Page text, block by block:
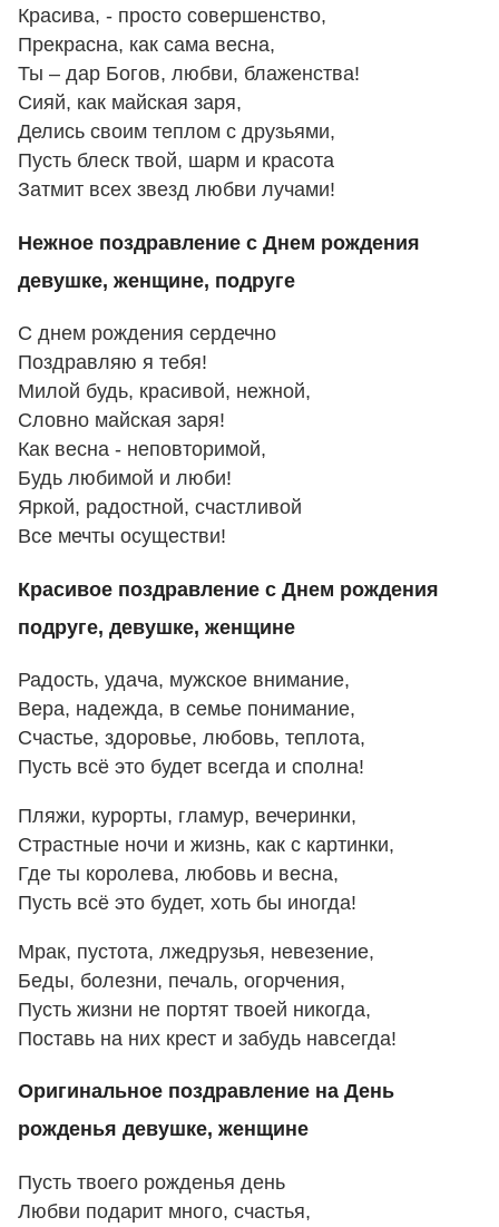
Красива, - просто совершенство,
Прекрасна, как сама весна,
Ты – дар Богов, любви, блаженства!
Сияй, как майская заря,
Делись своим теплом с друзьями,
Пусть блеск твой, шарм и красота
Затмит всех звезд любви лучами!
Нежное поздравление с Днем рождения
девушке, женщине, подруге
С днем рождения сердечно
Поздравляю я тебя!
Милой будь, красивой, нежной,
Словно майская заря!
Как весна - неповторимой,
Будь любимой и люби!
Яркой, радостной, счастливой
Все мечты осуществи!
Красивое поздравление с Днем рождения
подруге, девушке, женщине
Радость, удача, мужское внимание,
Вера, надежда, в семье понимание,
Счастье, здоровье, любовь, теплота,
Пусть всё это будет всегда и сполна!
Пляжи, курорты, гламур, вечеринки,
Страстные ночи и жизнь, как с картинки,
Где ты королева, любовь и весна,
Пусть всё это будет, хоть бы иногда!
Мрак, пустота, лжедрузья, невезение,
Беды, болезни, печаль, огорчения,
Пусть жизни не портят твоей никогда,
Поставь на них крест и забудь навсегда!
Оригинальное поздравление на День
рожденья девушке, женщине
Пусть твоего рожденья день
Любви подарит много, счастья,